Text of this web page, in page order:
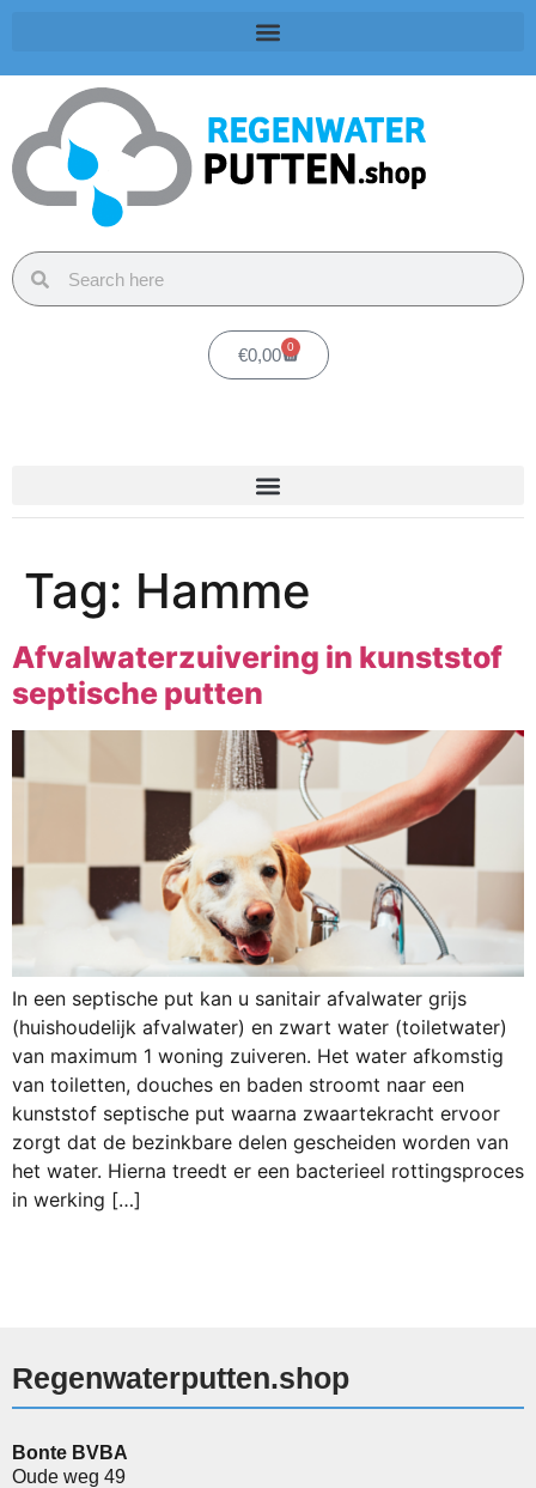
€0,00 0
Tag: Hamme
Afvalwaterzuivering in kunststof
septische putten
In een septische put kan u sanitair afvalwater grijs
(huishoudelijk afvalwater) en zwart water (toiletwater)
van maximum 1 woning zuiveren. Het water afkomstig
van toiletten, douches en baden stroomt naar een
kunststof septische put waarna zwaartekracht ervoor
zorgt dat de bezinkbare delen gescheiden worden van
het water. Hierna treedt er een bacterieel rottingsproces
in werking […]
Regenwaterputten.shop
Bonte BVBA
Oude weg 49